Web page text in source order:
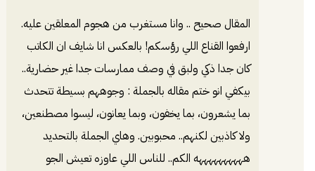
المقال صحيح .. وانا مستغرب من هجوم المعلقين عليه.
ارفعوا القناع اللي رؤسكم! بالعكس انا شايف ان الكاتب
كان جدا ذكي ولبق في وصف ممارسات جدا غير حضارية..
بيكفي انو ختم مقاله بالجملة : وجوههم بسيطة تتحدث
بما يشعرون، بما يخفون، وبما يعانون، ليسوا مصطنعين،
ولا كاذبين لكنهم.. محبوبين. وهاي الجملة بالتحديد
ههههههههههه الكم.. للناس اللي عاوزه تعيش الجو